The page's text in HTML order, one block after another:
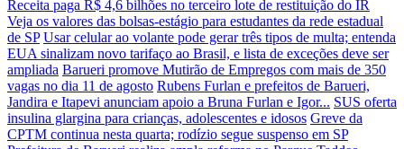
Receita paga R$ 4,6 bilhões no terceiro lote de restituição do IR
Veja os valores das bolsas-estágio para estudantes da rede estadual
de SP Usar celular ao volante pode gerar três tipos de multa; entenda
EUA sinalizam novo tarifaço ao Brasil, e lista de exceções deve ser
ampliada Barueri promove Mutirão de Empregos com mais de 350
vagas no dia 11 de agosto Rubens Furlan e prefeitos de Barueri,
Jandira e Itapevi anunciam apoio a Bruna Furlan e Igor... SUS oferta
insulina glargina para crianças, adolescentes e idosos Greve da
CPTM continua nesta quarta; rodízio segue suspenso em SP